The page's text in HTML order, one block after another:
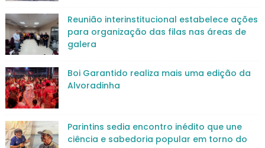
Reunião interinstitucional estabelece ações
para organização das filas nas áreas de
galera
Boi Garantido realiza mais uma edição da
Alvoradinha
Parintins sedia encontro inédito que une
ciência e sabedoria popular em torno do